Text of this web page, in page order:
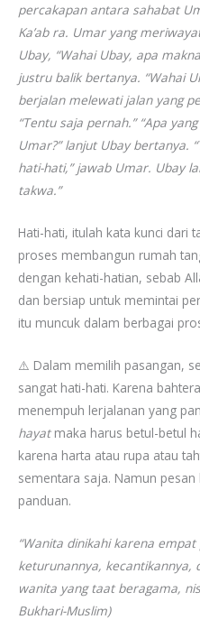
percakapan antara sahabat
Ka’ab ra. Umar yang
Ubay, “Wahai Ubay, apa
justru balik bertanya. “Wahai
berjalan melewati jalan yang
“Tentu saja pernah.” “Apa
Umar?” lanjut Ubay bertanya.
hati-hati,” jawab Umar. Ubay
takwa.”
Hati-hati, itulah kata kunci dari
proses membangun rumah
dengan kehati-hatian, sebab
dan bersiap untuk memintai
itu muncuk dalam berbagai
⚠️ Dalam memilih pasangan,
sangat hati-hati. Karena
menempuh lerjalanan yang
hayatmaka harus betul-betul
karena harta atau rupa atau
sementara saja. Namun
panduan.
“Wanita dinikahi karena
keturunannya, kecantikannya,
wanita yang taat beragama,
Bukhari-Muslim)